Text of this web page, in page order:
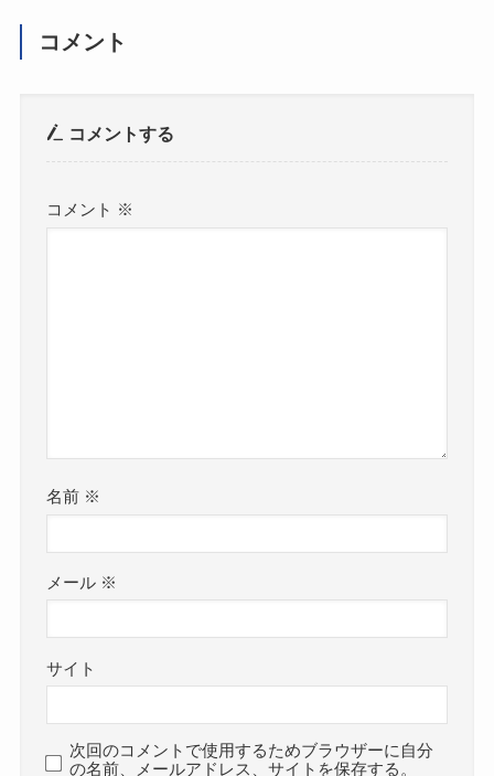
コメント
コメントする
コメント ※
名前 ※
メール ※
サイト
次回のコメントで使用するためブラウザーに自分
の名前、メールアドレス、サイトを保存する。